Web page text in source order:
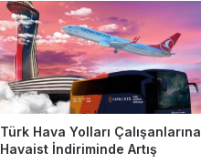
Türk Hava Yolları Çalışanlarına
Havaist İndiriminde Artış